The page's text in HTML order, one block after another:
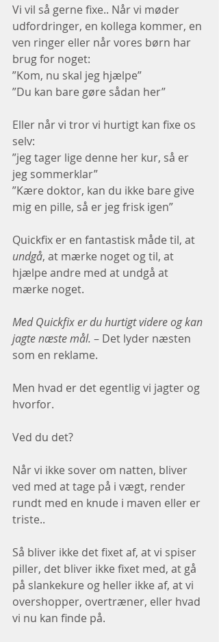
Vi vil så gerne fixe.. Når vi møder
udfordringer, en kollega kommer, en
ven ringer eller når vores børn har
brug for noget:
”Kom, nu skal jeg hjælpe”
”Du kan bare gøre sådan her”
Eller når vi tror vi hurtigt kan fixe os
selv:
”jeg tager lige denne her kur, så er
jeg sommerklar”
”Kære doktor, kan du ikke bare give
mig en pille, så er jeg frisk igen”
Quickfix er en fantastisk måde til, at
undgå, at mærke noget og til, at
hjælpe andre med at undgå at
mærke noget.
Med Quickfix er du hurtigt videre og kan
jagte næste mål. – Det lyder næsten
som en reklame.
Men hvad er det egentlig vi jagter og
hvorfor.
Ved du det?
Når vi ikke sover om natten, bliver
ved med at tage på i vægt, render
rundt med en knude i maven eller er
triste..
Så bliver ikke det fixet af, at vi spiser
piller, det bliver ikke fixet med, at gå
på slankekure og heller ikke af, at vi
overshopper, overtræner, eller hvad
vi nu kan finde på.